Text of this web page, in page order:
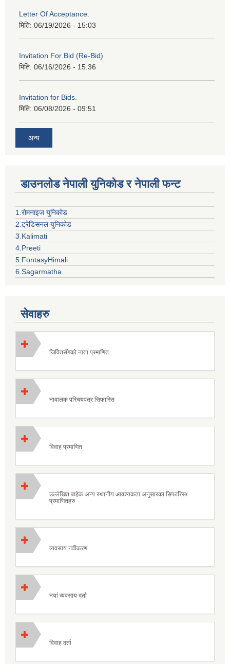
Letter Of Acceptance.
मिति: 06/19/2026 - 15:03
Invitation For Bid (Re-Bid)
मिति: 06/16/2026 - 15:36
Invitation for Bids.
मिति: 06/08/2026 - 09:51
अन्य
डाउनलोड नेपाली युनिकोड र नेपाली फन्ट
1.रोमनाइज युनिकोड
2.ट्रेडिसनल युनिकोड
3.Kalimati
4.Preeti
5.FontasyHimali
6.Sagarmatha
सेवाहरु
जिवितसँगको नाता प्रमाणित
नावालक परिचयपत्र सिफारिस
विवाह प्रमाणित
उल्लेखित बाहेक अन्य स्थानीय आवश्यकता अनुसारका सिफारिस/
प्रमाणितहरु
व्यवसाय नवीकरण
नयां व्यवसाय दर्ता
विवाह दर्ता